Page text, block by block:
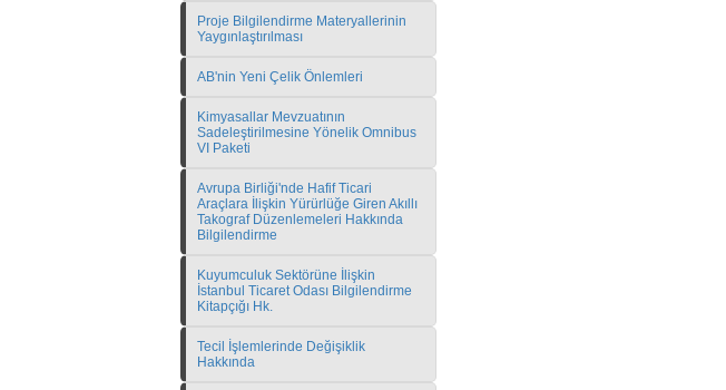
Proje Bilgilendirme Materyallerinin
Yaygınlaştırılması
AB'nin Yeni Çelik Önlemleri
Kimyasallar Mevzuatının
Sadeleştirilmesine Yönelik Omnibus
VI Paketi
Avrupa Birliği'nde Hafif Ticari
Araçlara İlişkin Yürürlüğe Giren Akıllı
Takograf Düzenlemeleri Hakkında
Bilgilendirme
Kuyumculuk Sektörüne İlişkin
İstanbul Ticaret Odası Bilgilendirme
Kitapçığı Hk.
Tecil İşlemlerinde Değişiklik
Hakkında